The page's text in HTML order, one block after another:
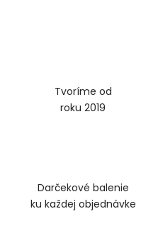
Tvoríme od
roku 2019
Darčekové balenie
ku každej objednávke